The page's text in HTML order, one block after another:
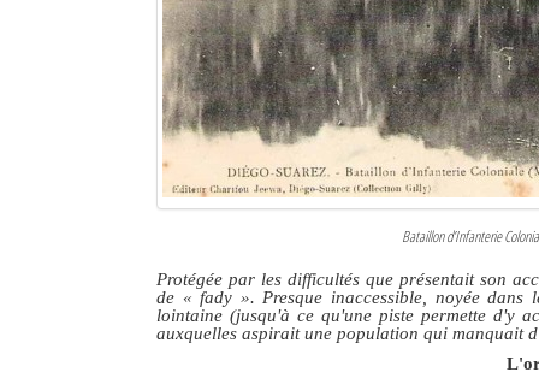
Le Nord de Madagascar
Bataillon d’Infanterie
Protégée par les difficultés que présentait son
de « fady ». Presque inaccessible, noyée
lointaine (jusqu'à ce qu'une piste permette d'y
auxquelles aspirait une population qui manquait